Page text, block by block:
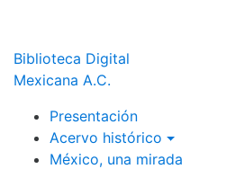
Biblioteca Digital
Mexicana A.C.
Presentación
Acervo histórico
México, una mirada